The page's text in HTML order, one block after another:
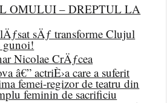
OMULUI – DREPTUL LA
sÄƒ transforme Clujul
gunoi!
Nicolae CrÄƒcea
â€” actriÈ›a care a suferit
femei-regizor de teatru din
feminin de sacrificiu